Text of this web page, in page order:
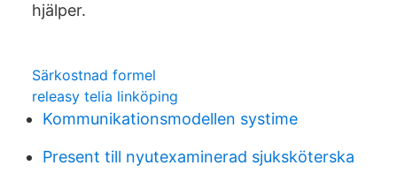
hjälper.
Särkostnad formel
releasy telia linköping
Kommunikationsmodellen systime
Present till nyutexaminerad sjuksköterska